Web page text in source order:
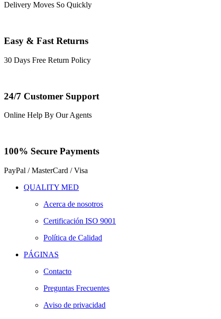
Delivery Moves So Quickly
Easy & Fast Returns
30 Days Free Return Policy
24/7 Customer Support
Online Help By Our Agents
100% Secure Payments
PayPal / MasterCard / Visa
QUALITY MED
Acerca de nosotros
Certificación ISO 9001
Política de Calidad
PÁGINAS
Contacto
Preguntas Frecuentes
Aviso de privacidad